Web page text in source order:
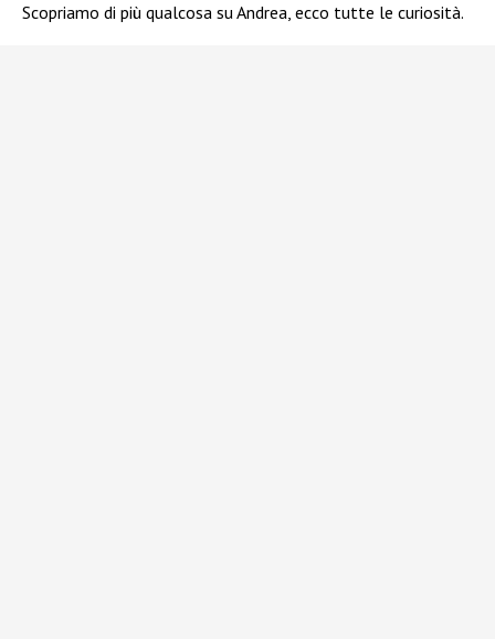
Scopriamo di più qualcosa su Andrea, ecco tutte le curiosità.